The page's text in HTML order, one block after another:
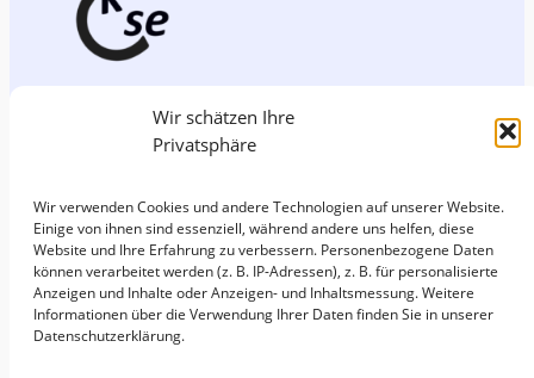
Wir schätzen Ihre
Privatsphäre
Wir verwenden Cookies und andere Technologien auf unserer Website.
Einige von ihnen sind essenziell, während andere uns helfen, diese
Website und Ihre Erfahrung zu verbessern. Personenbezogene Daten
können verarbeitet werden (z. B. IP-Adressen), z. B. für personalisierte
Anzeigen und Inhalte oder Anzeigen- und Inhaltsmessung. Weitere
Informationen über die Verwendung Ihrer Daten finden Sie in unserer
Datenschutzerklärung.
aktiv und selbstbestimmt e. V.
Zimmerstraße 26/27
10969 Berlin
Telefon: 030 – 398 202 180